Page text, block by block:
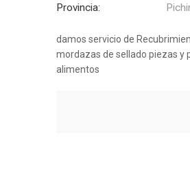
Provincia:
damos servicio de
mordazas de sellado piezas y
alimentos